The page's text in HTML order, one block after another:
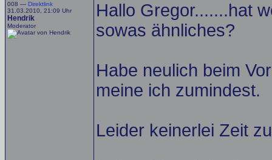
008 — Direktlink
31.03.2010, 21:09 Uhr
Hendrik
Moderator
Hallo Gregor.......hat
sowas ähnliches?
Habe neulich beim
meine ich zumindest.
Leider keinerlei Zeit